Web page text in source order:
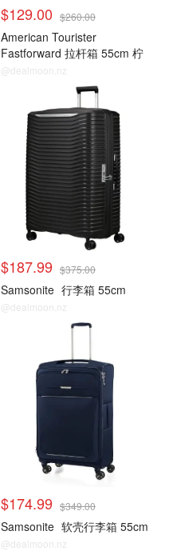
$129.00 $260.00
American Tourister
Fastforward 拉杆箱 55cm 柠
檬绿
@dealmoon.nz
$187.99 $375.00
Samsonite 行李箱 55cm
@dealmoon.nz
$174.99 $349.00
Samsonite 软壳行李箱 55cm
@dealmoon.nz